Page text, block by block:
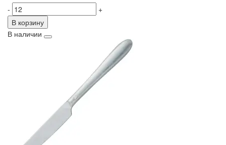
-
+
В корзину
В наличии